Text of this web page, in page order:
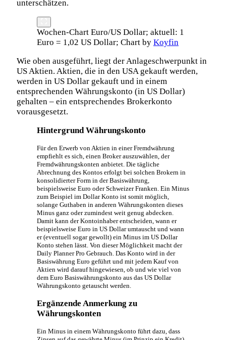
unterschätzen.
Wochen-Chart Euro/US Dollar; aktuell: 1
Euro = 1,02 US Dollar; Chart by Koyfin
Wie oben ausgeführt, liegt der Anlageschwerpunkt in
US Aktien. Aktien, die in den USA gekauft werden,
werden in US Dollar gekauft und in einem
entsprechenden Währungskonto (in US Dollar)
gehalten – ein entsprechendes Brokerkonto
vorausgesetzt.
Hintergrund Währungskonto
Für den Erwerb von Aktien in einer Fremdwährung
empfiehlt es sich, einen Broker auszuwählen, der
Fremdwährungskonten anbietet. Die tägliche
Abrechnung des Kontos erfolgt bei solchen Brokern in
konsolidierter Form in der Basiswährung,
beispielsweise Euro oder Schweizer Franken. Ein Minus
zum Beispiel im Dollar Konto ist somit möglich,
solange Guthaben in anderen Währungskonten dieses
Minus ganz oder zumindest weit genug abdecken.
Damit kann der Kontoinhaber entscheiden, wann er
beispielsweise Euro in US Dollar umtauscht und wann
er (eventuell sogar gewollt) ein Minus im US Dollar
Konto stehen lässt. Von dieser Möglichkeit macht der
Daily Planner Pro Gebrauch. Das Konto wird in der
Basiswährung Euro geführt und mit jedem Kauf von
Aktien wird darauf hingewiesen, ob und wie viel von
dem Euro Basiswährungskonto aus das US Dollar
Währungskonto getauscht werden.
Ergänzende Anmerkung zu
Währungskonten
Ein Minus in einem Währungskonto führt dazu, dass